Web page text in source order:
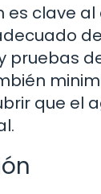
es clave
pruebas
que el